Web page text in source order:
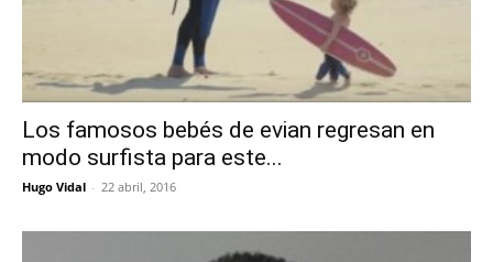
Los famosos bebés de evian regresan en
modo surfista para este...
Hugo Vidal - 22 abril, 2016